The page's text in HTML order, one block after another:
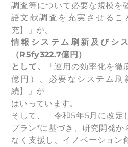
調査等について必要な規模を
語文献調査を充実させるこ
充】」が、
情報システム刷新及びシ
（R5fy322.7億円）
として、
「運用の効率化を
億円）、必要なシステム刷
続】」が
はいっています。
そして、「令和5年5月に改定
プラン*に基づき、研究開発か
なく支援し、イノベーション